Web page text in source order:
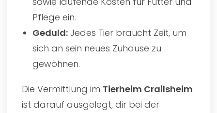
Pflege ein.
Geduld: Jedes Tier braucht Zeit, um
sich an sein neues Zuhause zu
gewöhnen.
Die Vermittlung im Tierheim Crailsheim
ist darauf ausgelegt, dir bei der